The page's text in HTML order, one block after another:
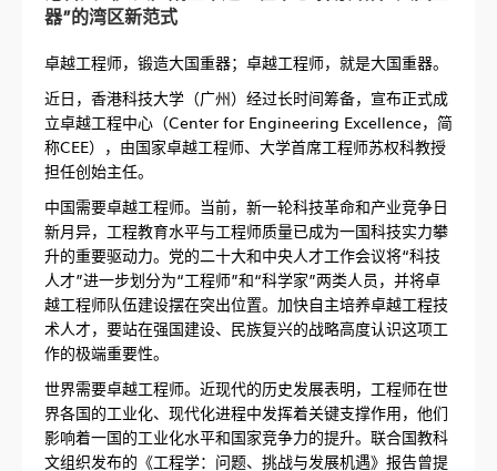
器”的湾区新范式
卓越工程师，锻造大国重器；卓越工程师，就是大国重器。
近日，香港科技大学（广州）经过长时间筹备，宣布正式成
立卓越工程中心（Center for Engineering Excellence，简
称CEE），由国家卓越工程师、大学首席工程师苏权科教授
担任创始主任。
中国需要卓越工程师。当前，新一轮科技革命和产业竞争日
新月异，工程教育水平与工程师质量已成为一国科技实力攀
升的重要驱动力。党的二十大和中央人才工作会议将“科技
人才”进一步划分为“工程师”和“科学家”两类人员，并将卓
越工程师队伍建设摆在突出位置。加快自主培养卓越工程技
术人才，要站在强国建设、民族复兴的战略高度认识这项工
作的极端重要性。
世界需要卓越工程师。近现代的历史发展表明，工程师在世
界各国的工业化、现代化进程中发挥着关键支撑作用，他们
影响着一国的工业化水平和国家竞争力的提升。联合国教科
文组织发布的《工程学：问题、挑战与发展机遇》报告曾提